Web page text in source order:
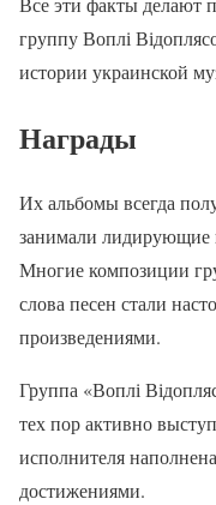
группу Воплі
истории украинской
Награды
Их альбомы всегда
занимали лидирующие
Многие композиции
слова песен стали
произведениями.
Группа «Воплі
тех пор активно
исполнителя
достижениями.